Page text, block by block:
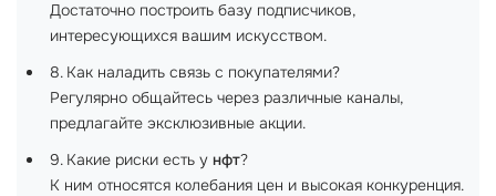
Достаточно построить базу подписчиков,
интересующихся вашим искусством.
8. Как наладить связь с покупателями?
Регулярно общайтесь через различные каналы,
предлагайте эксклюзивные акции.
9. Какие риски есть у нфт?
К ним относятся колебания цен и высокая конкуренция.